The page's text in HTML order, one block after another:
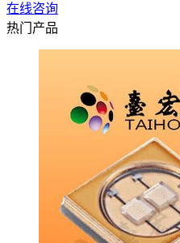
在线咨询
热门产品